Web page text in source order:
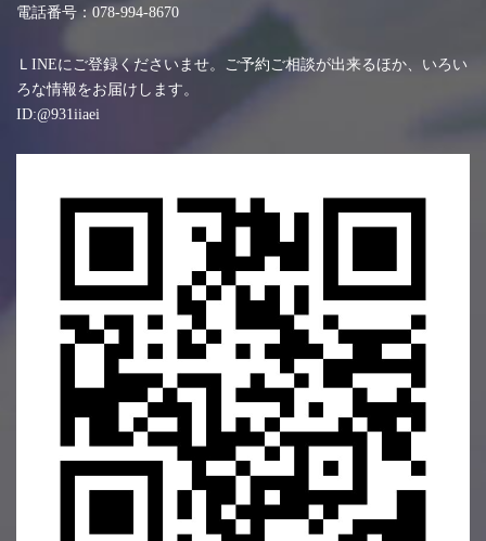
電話番号：078-994-8670
ＬINEにご登録くださいませ。ご予約ご相談が出来るほか、いろい
ろな情報をお届けします。
ID:@931iiaei